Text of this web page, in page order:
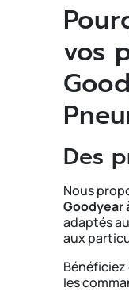
vos
Des
Nous
Goodyear
adaptés
aux
les